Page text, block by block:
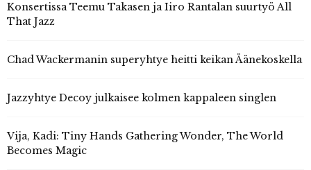
Konsertissa Teemu Takasen ja Iiro Rantalan suurtyö All
That Jazz
Chad Wackermanin superyhtye heitti keikan Äänekoskella
Jazzyhtye Decoy julkaisee kolmen kappaleen singlen
Vija, Kadi: Tiny Hands Gathering Wonder, The World
Becomes Magic